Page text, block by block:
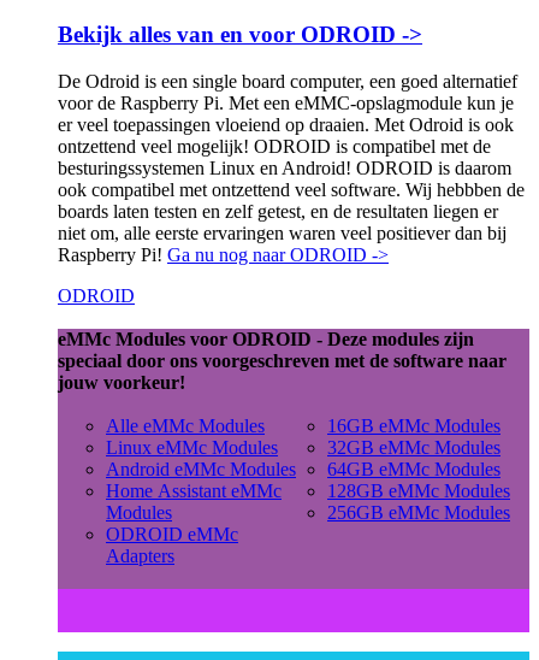
Bekijk alles van en voor ODROID ->
De Odroid is een single board computer, een goed alternatief
voor de Raspberry Pi. Met een eMMC-opslagmodule kun je
er veel toepassingen vloeiend op draaien. Met Odroid is ook
ontzettend veel mogelijk! ODROID is compatibel met de
besturingssystemen Linux en Android! ODROID is daarom
ook compatibel met ontzettend veel software. Wij hebbben de
boards laten testen en zelf getest, en de resultaten liegen er
niet om, alle eerste ervaringen waren veel positiever dan bij
Raspberry Pi! Ga nu nog naar ODROID ->
ODROID
eMMc Modules voor ODROID - Deze modules zijn
speciaal door ons voorgeschreven met de software naar
jouw voorkeur!
Alle eMMc Modules
Linux eMMc Modules
Android eMMc Modules
Home Assistant eMMc
Modules
ODROID eMMc
Adapters
16GB eMMc Modules
32GB eMMc Modules
64GB eMMc Modules
128GB eMMc Modules
256GB eMMc Modules